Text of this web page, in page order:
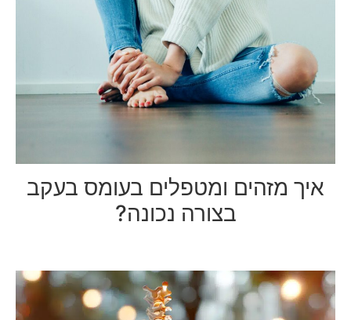
איך מזהים ומטפלים בעומס בעקב
בצורה נכונה?